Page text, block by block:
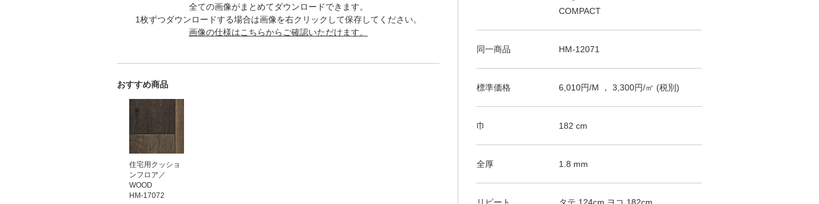
全ての画像がまとめてダウンロードできます。
1枚ずつダウンロードする場合は画像を右クリックして保存してください。
画像の仕様はこちらからご確認いただけます。
おすすめ商品
住宅用クッショ
ンフロア／
WOOD
HM-17072
COMPACT
同一商品 HM-12071
標準価格 6,010円/M ， 3,300円/㎡ (税別)
巾 182 cm
全厚 1.8 mm